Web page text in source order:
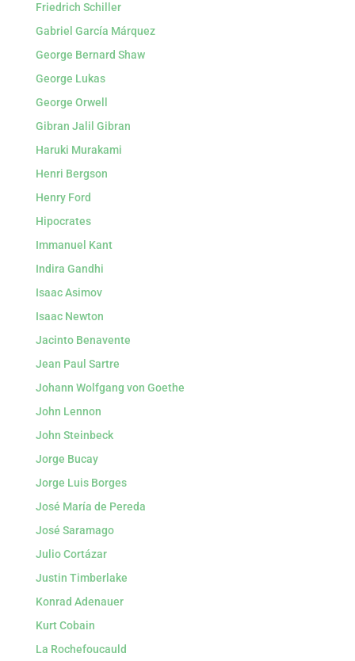
Friedrich Schiller
Gabriel García Márquez
George Bernard Shaw
George Lukas
George Orwell
Gibran Jalil Gibran
Haruki Murakami
Henri Bergson
Henry Ford
Hipocrates
Immanuel Kant
Indira Gandhi
Isaac Asimov
Isaac Newton
Jacinto Benavente
Jean Paul Sartre
Johann Wolfgang von Goethe
John Lennon
John Steinbeck
Jorge Bucay
Jorge Luis Borges
José María de Pereda
José Saramago
Julio Cortázar
Justin Timberlake
Konrad Adenauer
Kurt Cobain
La Rochefoucauld